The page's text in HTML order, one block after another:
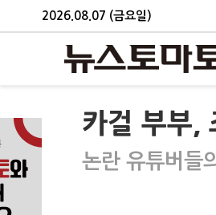
2026.08.07 (금요일)
카걸 부부,
논란 유튜버들